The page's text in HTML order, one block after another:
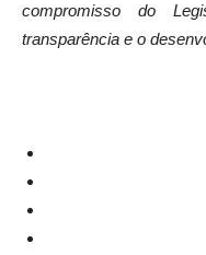
compromisso do
transparência e o